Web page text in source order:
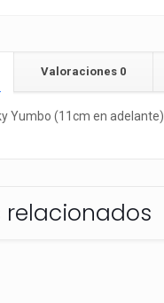
Valoraciones 0
Yumbo (11cm en adelante)
relacionados